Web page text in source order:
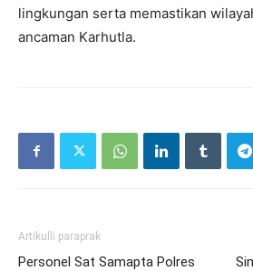
lingkungan serta memastikan
ancaman Karhutla.
Artikulli paraprak
Personel Sat Samapta Polres